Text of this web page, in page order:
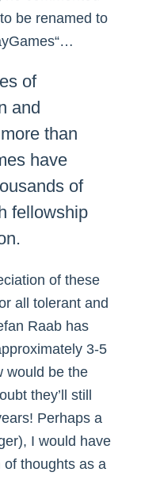
be renamed to
of
and
than
have
of
fellowship
of these
all tolerant and
Raab has
3-5
would be the
they’ll still
Perhaps a
I would have
of thoughts as a